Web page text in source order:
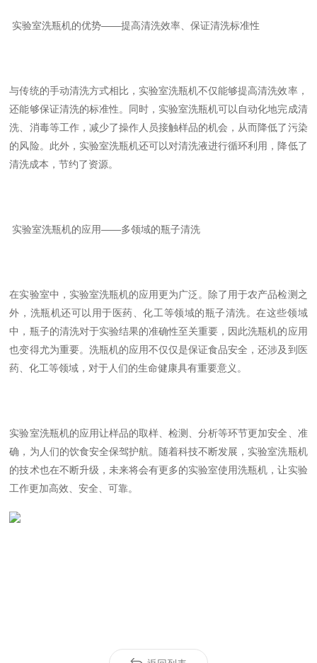
实验室洗瓶机的优势——提高清洗效率、保证清洗标准性
与传统的手动清洗方式相比，实验室洗瓶机不仅能够提高清洗效率，
还能够保证清洗的标准性。同时，实验室洗瓶机可以自动化地完成清
洗、消毒等工作，减少了操作人员接触样品的机会，从而降低了污染
的风险。此外，实验室洗瓶机还可以对清洗液进行循环利用，降低了
清洗成本，节约了资源。
实验室洗瓶机的应用——多领域的瓶子清洗
在实验室中，实验室洗瓶机的应用更为广泛。除了用于农产品检测之
外，洗瓶机还可以用于医药、化工等领域的瓶子清洗。在这些领域
中，瓶子的清洗对于实验结果的准确性至关重要，因此洗瓶机的应用
也变得尤为重要。洗瓶机的应用不仅仅是保证食品安全，还涉及到医
药、化工等领域，对于人们的生命健康具有重要意义。
实验室洗瓶机的应用让样品的取样、检测、分析等环节更加安全、准
确，为人们的饮食安全保驾护航。随着科技不断发展，实验室洗瓶机
的技术也在不断升级，未来将会有更多的实验室使用洗瓶机，让实验
工作更加高效、安全、可靠。